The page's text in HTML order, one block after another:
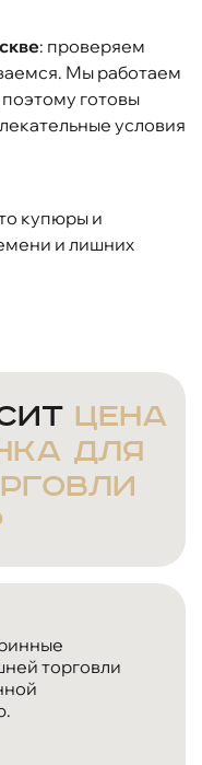
: проверяем
Мы работаем
готовы
условия
купюры и
и лишних
цена
для
торговли